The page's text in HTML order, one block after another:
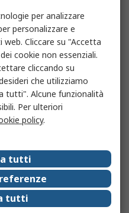
per analizzare
personalizzare e
web. Cliccare su "Accetta
cookie non essenziali.
cliccando su
che utilizziamo
tutti". Alcune funzionalità
Per ulteriori
policy.
tutti
tutti